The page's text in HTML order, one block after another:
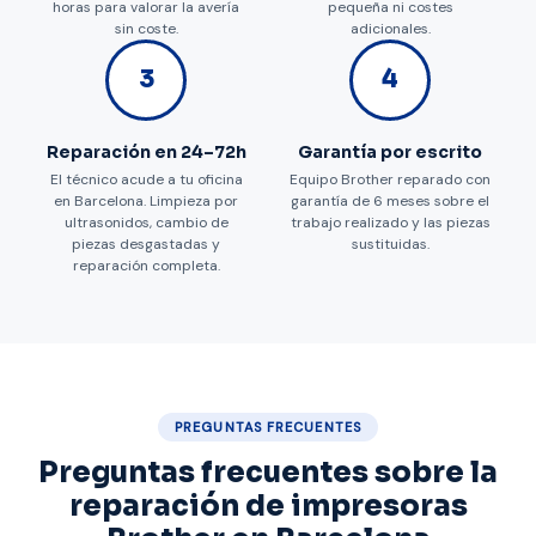
horas para valorar la avería
sin coste.
pequeña ni costes
adicionales.
3
Reparación en 24–72h
El técnico acude a tu oficina
en Barcelona. Limpieza por
ultrasonidos, cambio de
piezas desgastadas y
reparación completa.
4
Garantía por escrito
Equipo Brother reparado con
garantía de 6 meses sobre el
trabajo realizado y las piezas
sustituidas.
PREGUNTAS FRECUENTES
Preguntas frecuentes sobre la
reparación de impresoras